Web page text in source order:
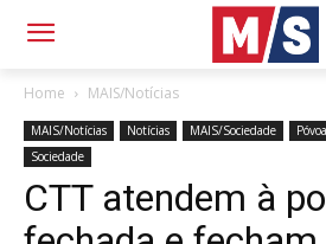
Home MAIS/Notícias
MAIS/Notícias Notícias MAIS/Sociedade
Sociedade
CTT atendem à